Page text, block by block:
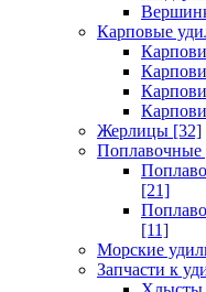
Карповые
Жерлицы [32]
Поплавочные
[21]
[11]
Морские
Запчасти к